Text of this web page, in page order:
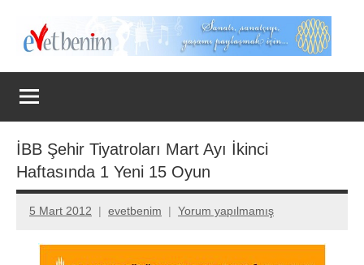
Evet
Benim
İBB Şehir Tiyatroları Mart Ayı İkinci
Haftasında 1 Yeni 15 Oyun
5 Mart 2012 evetbenim Yorum yapılmamış